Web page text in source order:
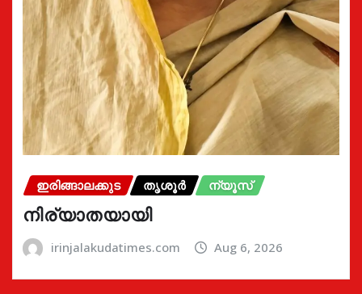
ഇരിങ്ങാലക്കുട തൃശൂർ ന്യൂസ്
നിര്യാതയായി
irinjalakudatimes.com Aug 6, 2026